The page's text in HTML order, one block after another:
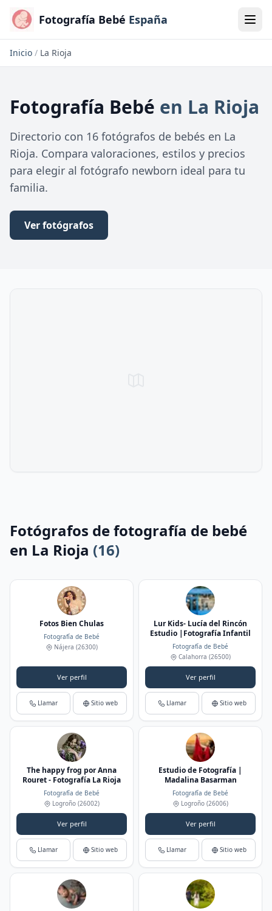
Fotografía Bebé España
Inicio / La Rioja
Fotografía Bebé en La Rioja
Directorio con 16 fotógrafos de bebés en La
Rioja. Compara valoraciones, estilos y precios
para elegir al fotógrafo newborn ideal para tu
familia.
Ver fotógrafos
Fotógrafos de fotografía de bebé
en La Rioja (16)
Fotos Bien Chulas
Fotografía de Bebé
Nájera (26300)
Ver perfil
Llamar Sitio web
Lur Kids- Lucía del Rincón
Estudio |Fotografía Infantil
Fotografía de Bebé
Calahorra (26500)
Ver perfil
Llamar Sitio web
The happy frog por Anna
Rouret - Fotografía La Rioja
Fotografía de Bebé
Logroño (26002)
Ver perfil
Llamar Sitio web
Estudio de Fotografía |
Madalina Basarman
Fotografía de Bebé
Logroño (26006)
Ver perfil
Llamar Sitio web